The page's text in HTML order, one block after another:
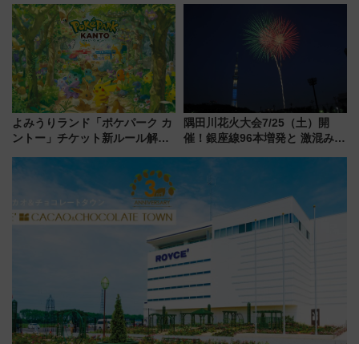
を満喫しよう
ないバスターミナル直結でスキ
マ時間が充実
よみうりランド「ポケパーク カ
ントー」チケット新ルール解
隅田川花火大会7/25（土）開
催！銀座線96本増発と 激混みの